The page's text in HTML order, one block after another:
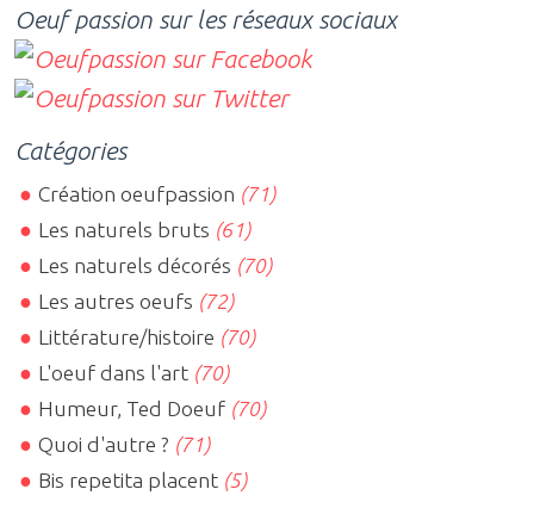
Oeuf passion sur les réseaux sociaux
Catégories
Création oeufpassion (71)
Les naturels bruts (61)
Les naturels décorés (70)
Les autres oeufs (72)
Littérature/histoire (70)
L'oeuf dans l'art (70)
Humeur, Ted Doeuf (70)
Quoi d'autre ? (71)
Bis repetita placent (5)